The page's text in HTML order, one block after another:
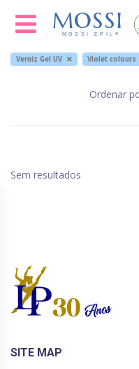
Verniz Gel UV Violet colours
Sem resultados
SITE MAP